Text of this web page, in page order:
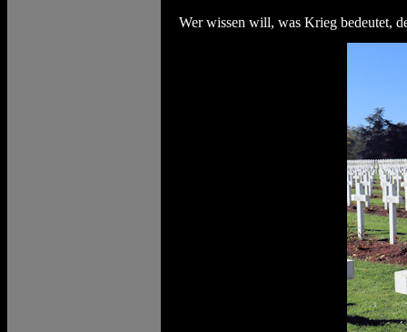
Wer wissen will, was Krieg bedeutet,